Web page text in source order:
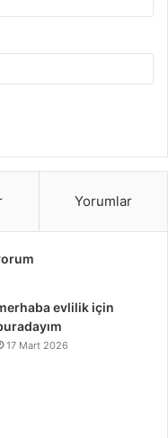
Yorumlar
evlilik için
17 Mart 2026